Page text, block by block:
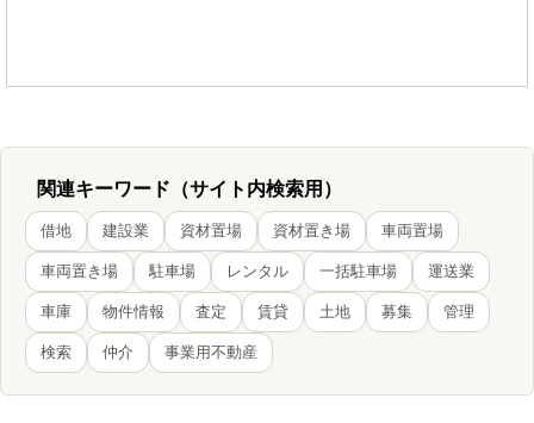
関連キーワード（サイト内検索用）
借地 建設業 資材置場 資材置き場 車両置場
車両置き場 駐車場 レンタル 一括駐車場 運送業
車庫 物件情報 査定 賃貸 土地 募集 管理
検索 仲介 事業用不動産